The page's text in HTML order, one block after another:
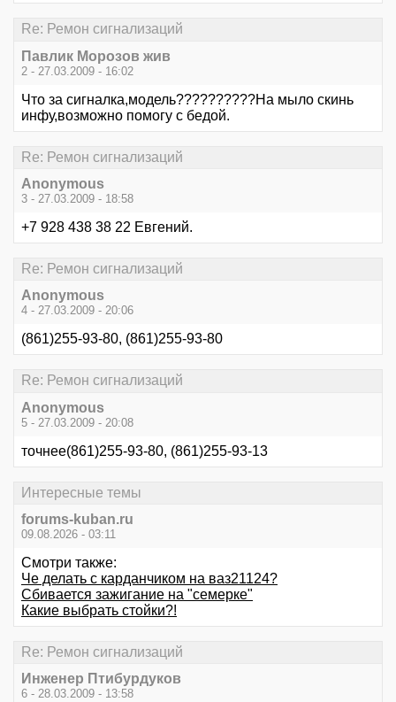
Re: Ремон сигнализаций
Павлик Морозов жив
2 - 27.03.2009 - 16:02
Что за сигналка,модель??????????На мыло скинь
инфу,возможно помогу с бедой.
Re: Ремон сигнализаций
Anonymous
3 - 27.03.2009 - 18:58
+7 928 438 38 22 Евгений.
Re: Ремон сигнализаций
Anonymous
4 - 27.03.2009 - 20:06
(861)255-93-80, (861)255-93-80
Re: Ремон сигнализаций
Anonymous
5 - 27.03.2009 - 20:08
точнее(861)255-93-80, (861)255-93-13
Интересные темы
forums-kuban.ru
09.08.2026 - 03:11
Смотри также:
Че делать с карданчиком на ваз21124?
Cбивается зажигание на "семерке"
Какие выбрать стойки?!
Re: Ремон сигнализаций
Инженер Птибурдуков
6 - 28.03.2009 - 13:58